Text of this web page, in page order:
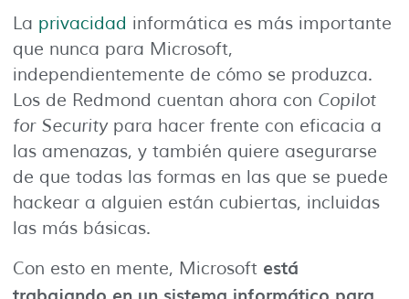
La privacidad informática es más importante
que nunca para Microsoft,
independientemente de cómo se produzca.
Los de Redmond cuentan ahora con Copilot
for Securitypara hacer frente con eficacia a
las amenazas, y también quiere asegurarse
de que todas las formas en las que se puede
hackear a alguien están cubiertas, incluidas
las más básicas.
Con esto en mente, Microsoft está